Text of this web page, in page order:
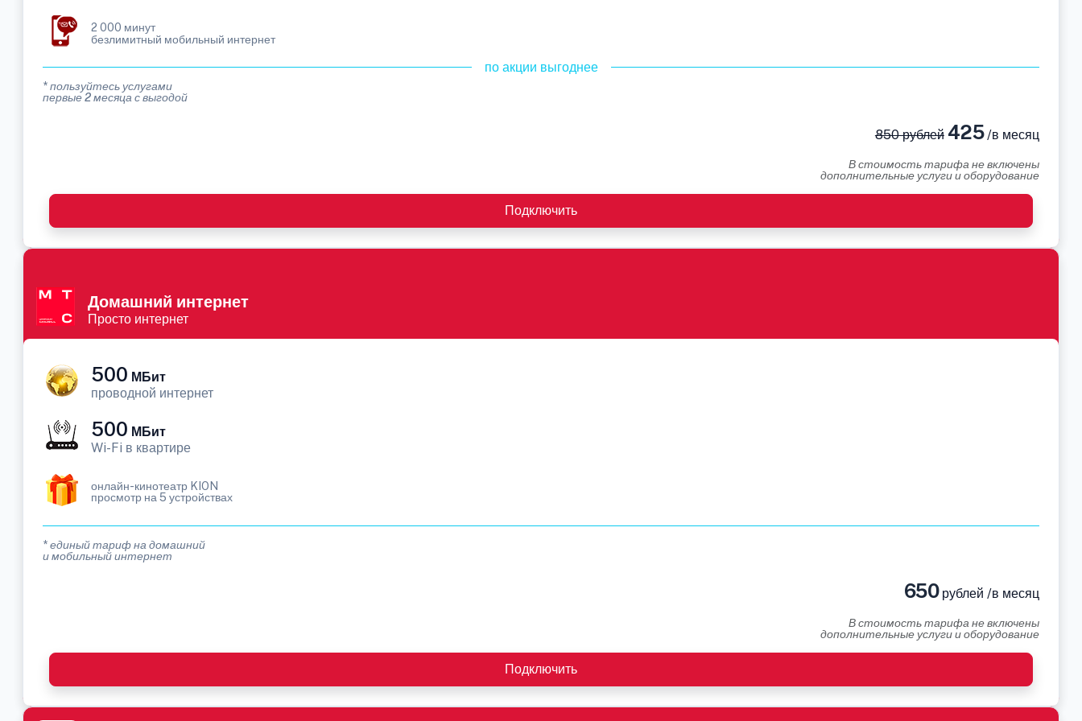
2 000 минут
безлимитный мобильный интернет
по акции выгоднее
* пользуйтесь услугами
первые 2 месяца с выгодой
850 рублей425/в месяц
В стоимость тарифа не включены
дополнительные услуги и оборудование
Подключить
Домашний интернет
Просто интернет
500 МБит
проводной интернет
500 МБит
Wi-Fi в квартире
онлайн-кинотеатр KION
просмотр на 5 устройствах
* единый тариф на домашний
и мобильный интернет
650рублей /в месяц
В стоимость тарифа не включены
дополнительные услуги и оборудование
Подключить